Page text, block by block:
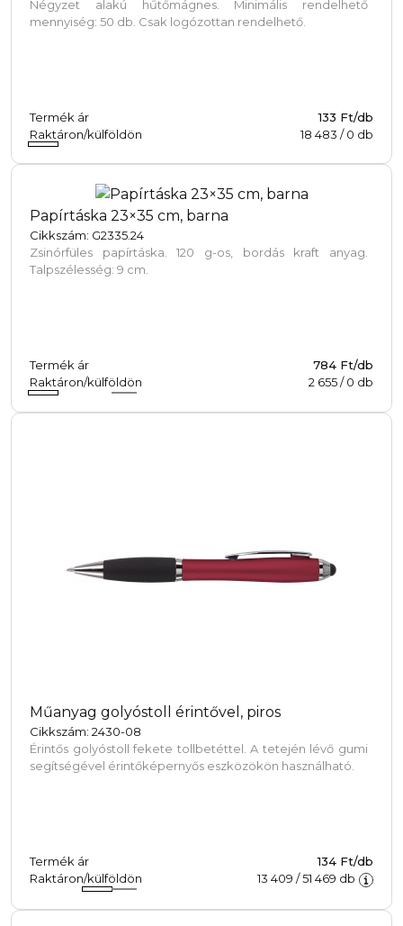
Négyzet alakú hűtőmágnes. Minimális rendelhető
mennyiség: 50 db. Csak logózottan rendelhető.
Termék ár
133 Ft/db
Raktáron/külföldön
18 483 /0 db
Papírtáska 23×35 cm, barna
Cikkszám: G2335.24
Zsinórfüles papírtáska. 120 g-os, bordás kraft anyag.
Talpszélesség: 9 cm.
Termék ár
784 Ft/db
Raktáron/külföldön
2 655/0 db
Műanyag golyóstoll érintővel, piros
Cikkszám: 2430-08
Érintős golyóstoll fekete tollbetéttel. A tetején lévő gumi
segítségével érintőképernyős eszközökön használható.
Termék ár
134 Ft/db
Raktáron/külföldön
13 409 /51 469 db